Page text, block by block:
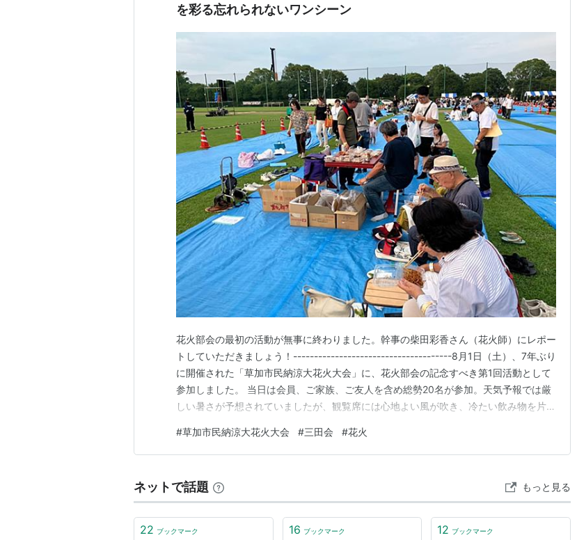
を彩る忘れられないワンシーン
花火部会の最初の活動が無事に終わりました。幹事の柴田彩香さん（花火師）にレポー
トしていただきましょう！--------------------------------------8月1日（土）、7年ぶり
に開催された「草加市民納涼大花火大会」に、花火部会の記念すべき第1回活動として
参加しました。 当日は会員、ご家族、ご友人を含め総勢20名が参加。天気予報では厳
しい暑さが予想されていましたが、観覧席には心地よい風が吹き、冷たい飲み物を片手
は、買い出し班が用意した焼きそばやたこ焼き、お酒やソフトドリンクを囲みながら歓
談。机い…
#草加市民納涼大花火大会 #三田会 #花火
ネットで話題 もっと見る
22 ブックマーク 16 ブックマーク 12 ブックマーク